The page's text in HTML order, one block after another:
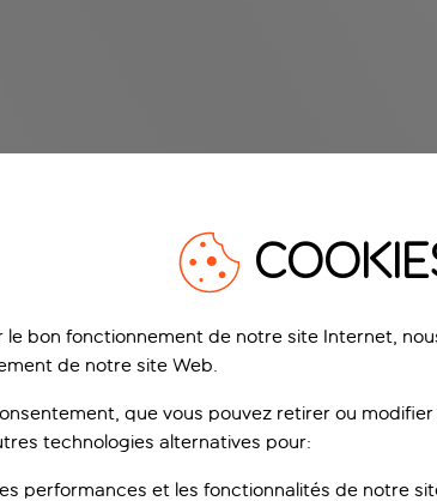
le bon fonctionnement de notre site Internet,
de notre site Web.
que vous pouvez retirer ou
technologies alternatives pour:
performances et les fonctionnalités de notre